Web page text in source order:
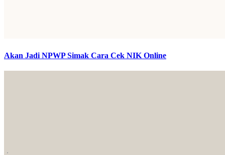
Akan Jadi NPWP Simak Cara Cek NIK Online